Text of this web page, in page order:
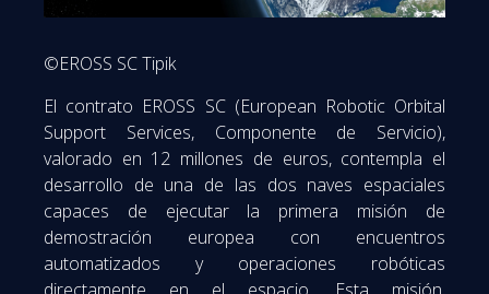
©EROSS SC Tipik
El contrato EROSS SC (European Robotic Orbital
Support Services, Componente de Servicio),
valorado en 12 millones de euros, contempla el
desarrollo de una de las dos naves espaciales
capaces de ejecutar la primera misión de
demostración europea con encuentros
automatizados y operaciones robóticas